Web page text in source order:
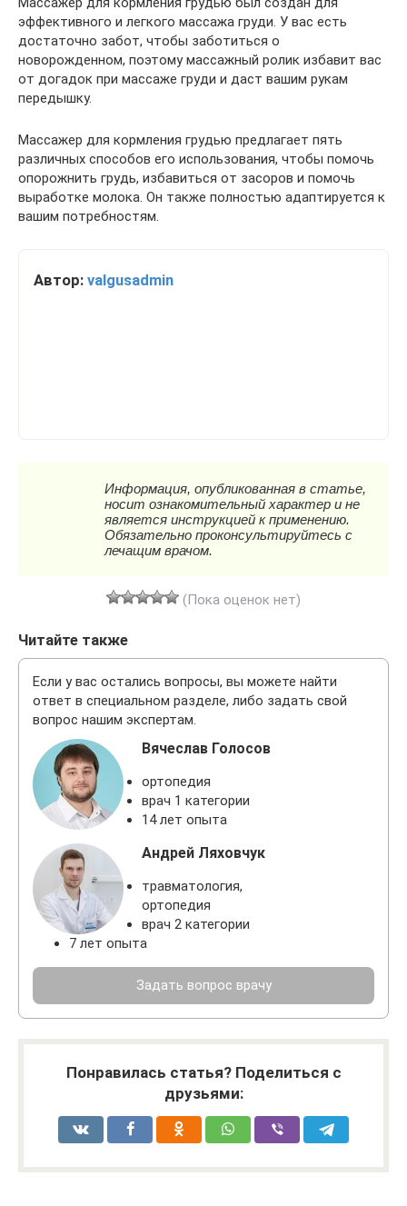
эффективного и легкого массажа груди. У вас есть
достаточно забот, чтобы заботиться о
новорожденном, поэтому массажный ролик избавит вас
от догадок при массаже груди и даст вашим рукам
передышку.
Массажер для кормления грудью предлагает пять
различных способов его использования, чтобы помочь
опорожнить грудь, избавиться от засоров и помочь
выработке молока. Он также полностью адаптируется к
вашим потребностям.
Автор: valgusadmin
(Пока оценок нет)
Читайте также
Если у вас остались вопросы, вы можете найти
ответ в специальном разделе, либо задать свой
вопрос нашим экспертам.
Вячеслав Голосов
ортопедия
врач 1 категории
14 лет опыта
Андрей Ляховчук
травматология,
ортопедия
врач 2 категории
7 лет опыта
Задать вопрос врачу
Понравилась статья? Поделиться с
друзьями: